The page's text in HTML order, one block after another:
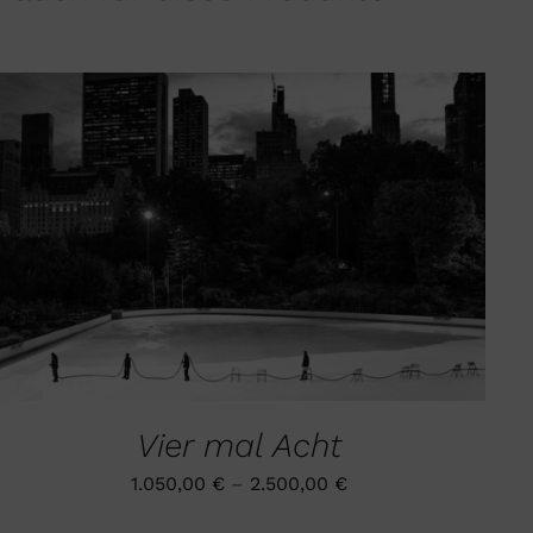
AUSFÜHRUNG WÄHLEN
PRODUKT
MEHRERE
VARIANTEN
AUF.
DIE
AUF
DER
PRODUKTSEITE
Vier mal Acht
1.050,00 € – 2.500,00 €